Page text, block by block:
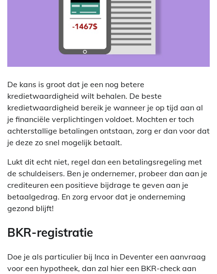
De kans is groot dat je een nog betere
kredietwaardigheid wilt behalen. De beste
kredietwaardigheid bereik je wanneer je op tijd aan al
je financiële verplichtingen voldoet. Mochten er toch
achterstallige betalingen ontstaan, zorg er dan voor dat
je deze zo snel mogelijk betaalt.
Lukt dit echt niet, regel dan een betalingsregeling met
de schuldeisers. Ben je ondernemer, probeer dan aan je
crediteuren een positieve bijdrage te geven aan je
betaalgedrag. En zorg ervoor dat je onderneming
gezond blijft!
BKR-registratie
Doe je als particulier bij Inca in Deventer een aanvraag
voor een hypotheek, dan zal hier een BKR-check aan